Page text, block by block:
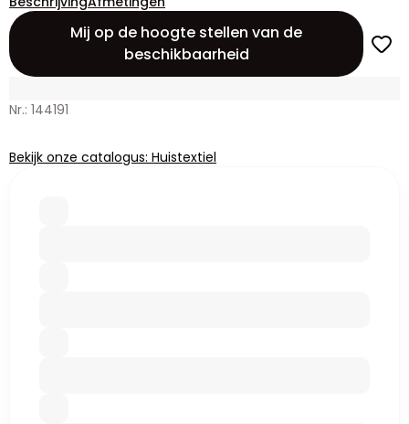
Mij op de hoogte stellen van de
beschikbaarheid
Nr.: 144191
Bekijk onze catalogus: Huistextiel